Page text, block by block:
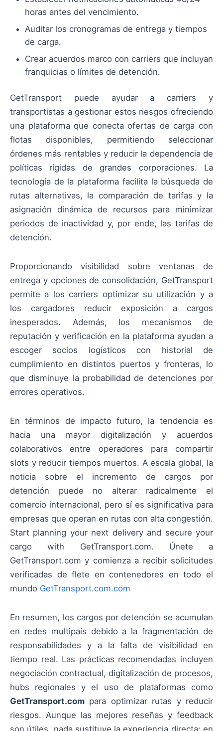
horas antes del vencimiento.
Auditar los cronogramas de entrega y tiempos
de carga.
Crear acuerdos marco con carriers que incluyan
franquicias o límites de detención.
GetTransport puede ayudar a carriers y
transportistas a gestionar estos riesgos ofreciendo
una plataforma que conecta ofertas de carga con
flotas disponibles, permitiendo seleccionar
órdenes más rentables y reducir la dependencia de
políticas rígidas de grandes corporaciones. La
tecnología de la plataforma facilita la búsqueda de
rutas alternativas, la comparación de tarifas y la
asignación dinámica de recursos para minimizar
periodos de inactividad y, por ende, las tarifas de
detención.
Proporcionando visibilidad sobre ventanas de
entrega y opciones de consolidación, GetTransport
permite a los carriers optimizar su utilización y a
los cargadores reducir exposición a cargos
inesperados. Además, los mecanismos de
reputación y verificación en la plataforma ayudan a
escoger socios logísticos con historial de
cumplimiento en distintos puertos y fronteras, lo
que disminuye la probabilidad de detenciones por
errores operativos.
En términos de impacto futuro, la tendencia es
hacia una mayor digitalización y acuerdos
colaborativos entre operadores para compartir
slots y reducir tiempos muertos. A escala global, la
noticia sobre el incremento de cargos por
detención puede no alterar radicalmente el
comercio internacional, pero sí es significativa para
empresas que operan en rutas con alta congestión.
Start planning your next delivery and secure your
cargo with GetTransport.com. Únete a
GetTransport.com y comienza a recibir solicitudes
verificadas de flete en contenedores en todo el
mundo GetTransport.com.com
En resumen, los cargos por detención se acumulan
en redes multipaís debido a la fragmentación de
responsabilidades y a la falta de visibilidad en
tiempo real. Las prácticas recomendadas incluyen
negociación contractual, digitalización de procesos,
hubs regionales y el uso de plataformas como
GetTransport.com para optimizar rutas y reducir
riesgos. Aunque las mejores reseñas y feedback